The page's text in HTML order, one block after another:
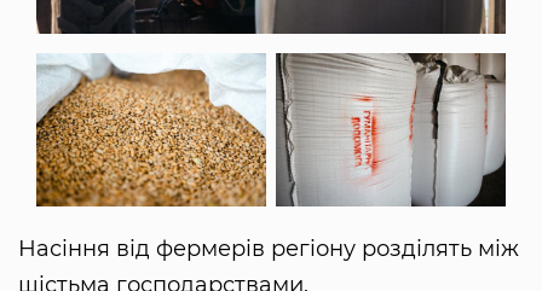
Насіння від фермерів регіону розділять між
шістьма господарствами.